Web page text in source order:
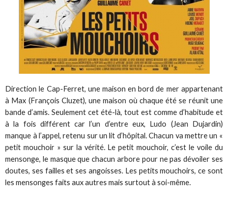
Direction le Cap-Ferret, une maison en bord de mer appartenant
à Max (François Cluzet), une maison où chaque été se réunit une
bande d’amis. Seulement cet été-là, tout est comme d’habitude et
à la fois différent car l’un d’entre eux, Ludo (Jean Dujardin)
manque à l’appel, retenu sur un lit d’hôpital. Chacun va mettre un «
petit mouchoir » sur la vérité. Le petit mouchoir, c’est le voile du
mensonge, le masque que chacun arbore pour ne pas dévoiler ses
doutes, ses failles et ses angoisses. Les petits mouchoirs, ce sont
les mensonges faits aux autres mais surtout à soi-même.